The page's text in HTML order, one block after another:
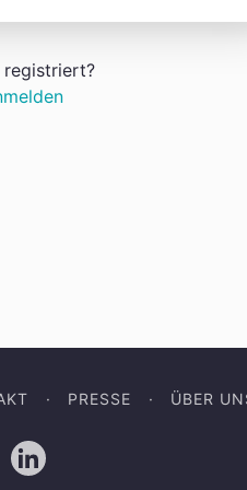
PRESSE ÜBER
LinkedIn